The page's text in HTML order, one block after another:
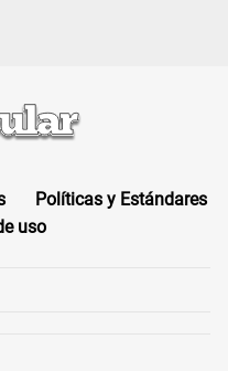
Políticas y Estándares
uso